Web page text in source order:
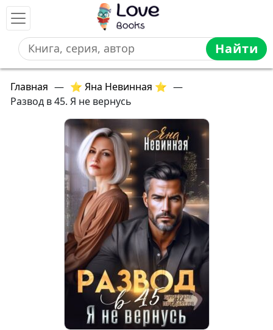
Найти
Главная — ⭐ Яна Невинная ⭐ —
Развод в 45. Я не вернусь